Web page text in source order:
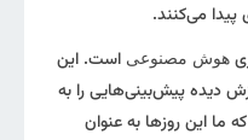
پیدا می‌کنند.
هوش مصنوعی است. این
دیده پیش‌بینی‌هایی را به
ما این روزها به عنوان